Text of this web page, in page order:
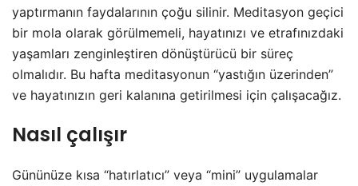
yaptırmanın faydalarının çoğu silinir. Meditasyon geçici
bir mola olarak görülmemeli, hayatınızı ve etrafınızdaki
yaşamları zenginleştiren dönüştürücü bir süreç
olmalıdır. Bu hafta meditasyonun “yastığın üzerinden”
ve hayatınızın geri kalanına getirilmesi için çalışacağız.
Nasıl çalışır
Gününüze kısa “hatırlatıcı” veya “mini” uygulamalar